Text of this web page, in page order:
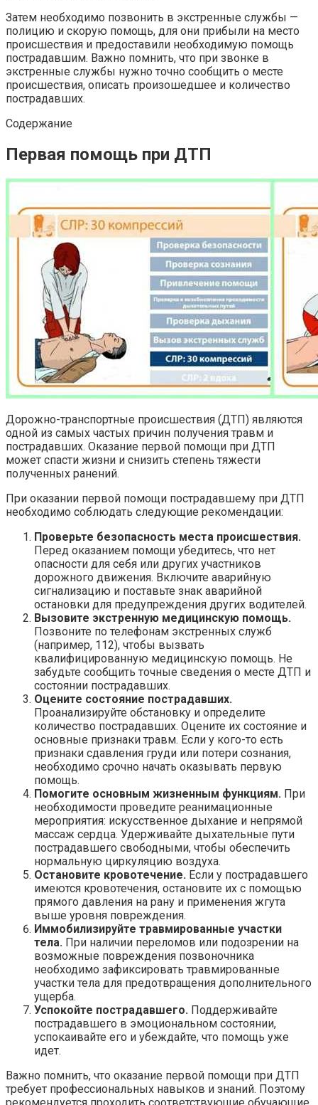
Затем необходимо позвонить в экстренные службы —
полицию и скорую помощь, для они прибыли на место
происшествия и предоставили необходимую помощь
пострадавшим. Важно помнить, что при звонке в
экстренные службы нужно точно сообщить о месте
происшествия, описать произошедшее и количество
пострадавших.
Содержание
Первая помощь при ДТП
Дорожно-транспортные происшествия (ДТП) являются
одной из самых частых причин получения травм и
пострадавших. Оказание первой помощи при ДТП
может спасти жизни и снизить степень тяжести
полученных ранений.
При оказании первой помощи пострадавшему при ДТП
необходимо соблюдать следующие рекомендации:
Проверьте безопасность места происшествия.
Перед оказанием помощи убедитесь, что нет
опасности для себя или других участников
дорожного движения. Включите аварийную
сигнализацию и поставьте знак аварийной
остановки для предупреждения других водителей.
Вызовите экстренную медицинскую помощь.
Позвоните по телефонам экстренных служб
(например, 112), чтобы вызвать
квалифицированную медицинскую помощь. Не
забудьте сообщить точные сведения о месте ДТП и
состоянии пострадавших.
Оцените состояние пострадавших.
Проанализируйте обстановку и определите
количество пострадавших. Оцените их состояние и
основные признаки травм. Если у кого-то есть
признаки сдавления груди или потери сознания,
необходимо срочно начать оказывать первую
помощь.
Помогите основным жизненным функциям. При
необходимости проведите реанимационные
мероприятия: искусственное дыхание и непрямой
массаж сердца. Удерживайте дыхательные пути
пострадавшего свободными, чтобы обеспечить
нормальную циркуляцию воздуха.
Остановите кровотечение. Если у пострадавшего
имеются кровотечения, остановите их с помощью
прямого давления на рану и применения жгута
выше уровня повреждения.
Иммобилизируйте травмированные участки
тела. При наличии переломов или подозрении на
возможные повреждения позвоночника
необходимо зафиксировать травмированные
участки тела для предотвращения дополнительного
ущерба.
Успокойте пострадавшего. Поддерживайте
пострадавшего в эмоциональном состоянии,
успокаивайте его и убеждайте, что помощь уже
идет.
Важно помнить, что оказание первой помощи при ДТП
требует профессиональных навыков и знаний. Поэтому
рекомендуется проходить соответствующие обучающие